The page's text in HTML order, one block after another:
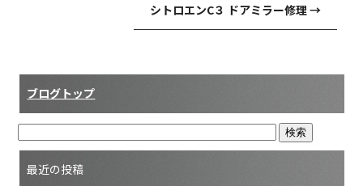
シトロエンC３ ドアミラー修理 →
ブログトップ
最近の投稿